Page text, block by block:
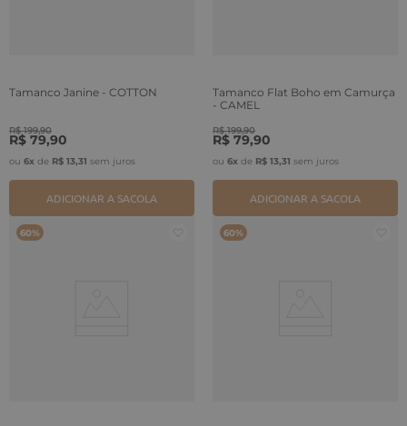
Tamanco Janine - COTTON
R$ 199,90
R$ 79,90
ou 6x de R$ 13,31 sem juros
ADICIONAR A SACOLA
Tamanco Flat Boho em Camurça
- CAMEL
R$ 199,90
R$ 79,90
ou 6x de R$ 13,31 sem juros
ADICIONAR A SACOLA
60% 60%